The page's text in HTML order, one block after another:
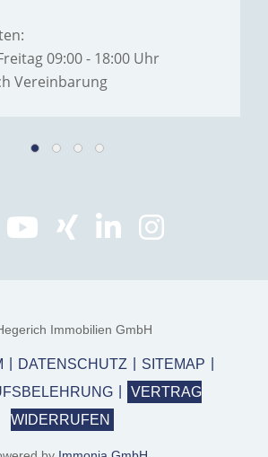
09:00 - 18:00 Uhr
Vereinbarung
Immobilien GmbH
DATENSCHUTZ
SITEMAP
VERTRAG
WIDERRUFEN